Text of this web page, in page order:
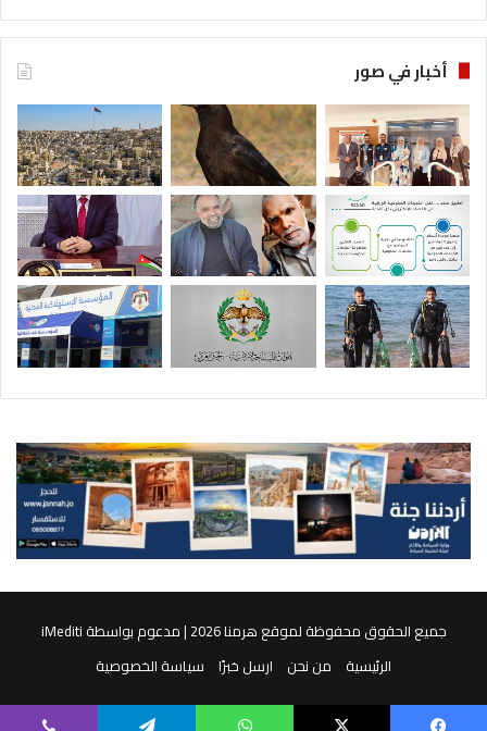
أخبار في صور
جميع الحقوق محفوظة لموقع هرمنا 2026 | مدعوم بواسطة
iMediti
الرئيسية
من نحن ارسل خبرًا سياسة الخصوصية